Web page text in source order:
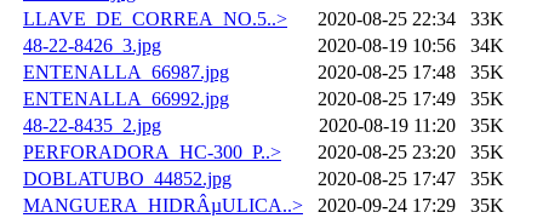
LLAVE_DE_CORREA_NO.5..>
2020-08-25 22:34
33K
48-22-8426_3.jpg
2020-08-19 10:56
34K
ENTENALLA_66987.jpg
2020-08-25 17:48
35K
ENTENALLA_66992.jpg
2020-08-25 17:49
35K
48-22-8435_2.jpg
2020-08-19 11:20
35K
PERFORADORA_HC-300_P..>
2020-08-25 23:20
35K
DOBLATUBO_44852.jpg
2020-08-25 17:47
35K
MANGUERA_HIDRÂµULICA..>
2020-09-24 17:29
35K